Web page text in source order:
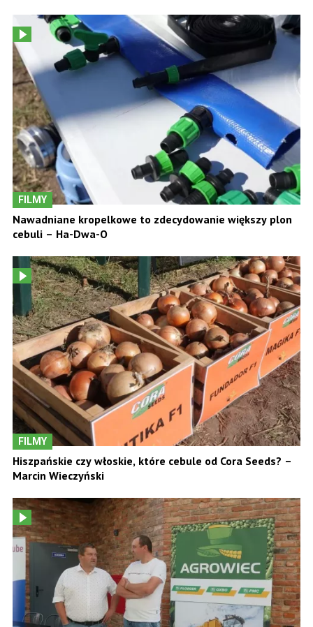
FILMY
Nawadniane kropelkowe to zdecydowanie większy plon
cebuli – Ha-Dwa-O
FILMY
Hiszpańskie czy włoskie, które cebule od Cora Seeds? –
Marcin Wieczyński